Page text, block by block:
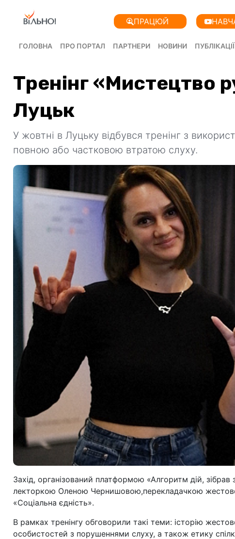
ПРАЦЮЙ
ГОЛОВНА ПРО ПОРТАЛ ПАРТНЕРИ НОВИНИ ПУБЛІКАЦІЇ
Тренінг «Мистецтво
Луцьк
У жовтні в Луцьку відбувся тренінг з
повною або частковою втратою слуху.
Захід, організований платформою «Алгоритм дій,
лекторкою Оленою Чернишовою,перекладачкою
«Соціальна єдність».
В рамках тренінгу обговорили такі теми: історію
особистостей з порушеннями слуху, а також етику